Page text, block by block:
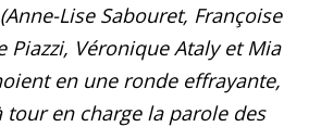
Lise Sabouret, Françoise
Piazzi, Véronique Ataly et Mia
en une ronde effrayante,
en charge la parole des